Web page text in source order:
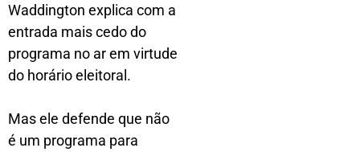
Waddington explica com a
entrada mais cedo do
programa no ar em virtude
do horário eleitoral.
Mas ele defende que não
é um programa para